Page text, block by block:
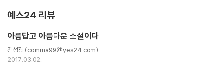
예스24 리뷰
아름답고 아름다운 소설이다
김성광 (comma99@yes24.com)
2017.03.02.